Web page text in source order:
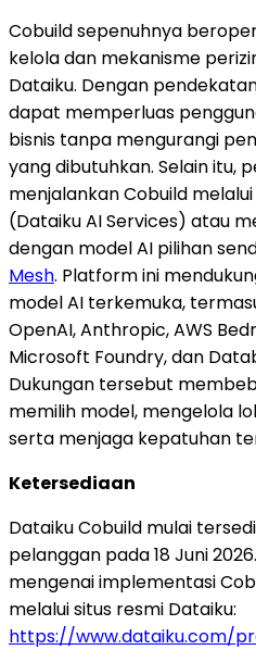
Cobuild sepenuhnya
kelola dan mekanisme
Dataiku. Dengan
dapat memperluas
bisnis tanpa mengurangi
yang dibutuhkan. Selain itu,
menjalankan Cobuild
(Dataiku AI Services) atau
dengan model AI pilihan
Mesh. Platform ini
model AI terkemuka,
OpenAI, Anthropic, AWS
Microsoft Foundry, dan
Dukungan tersebut
memilih model, mengelola
serta menjaga kepatuhan
Ketersediaan
Dataiku Cobuild mulai
pelanggan pada 18 Juni
mengenai implementasi
melalui situs resmi Dataiku:
https://www.dataiku.com/